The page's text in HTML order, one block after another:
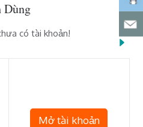
Dùng
có tài khoản!
Mở tài khoản